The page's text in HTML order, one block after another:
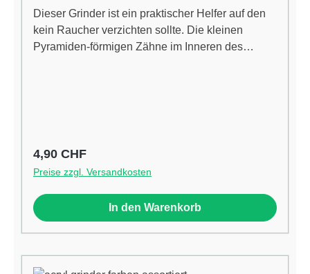
Dieser Grinder ist ein praktischer Helfer auf den
kein Raucher verzichten sollte. Die kleinen
Pyramiden-förmigen Zähne im Inneren des
Regulärer Preis:
4,90 CHF
Preise zzgl. Versandkosten
In den Warenkorb